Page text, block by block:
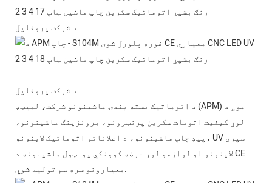
د شرکت پروفایل
د شرکت پروفایل
د اتوماتیک بسته بندۍ ماشینونو شرکت، لمیټډ (APM) موږ د
لوړ کیفیت اتومات سکرین پرنټرونو، برونزینګ ماشینونو،
پیډ چاپ ماشینونو، د اعلاناتو اتوماتیک لاینونو، UV سپری
لاینونو او لوازمو لوړ عرضه کوونکي یو. ټول ماشینونه د CE
معیارونو سره سم تولید شوي.